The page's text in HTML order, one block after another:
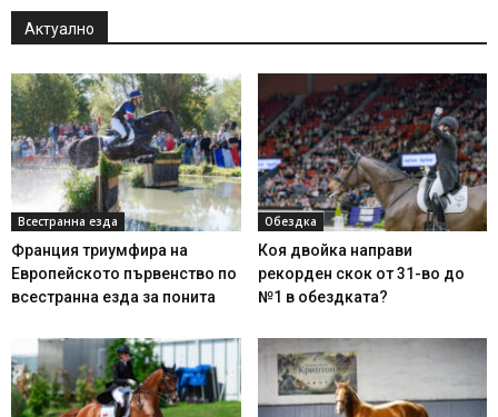
Актуално
Всестранна езда
Франция триумфира на
Европейското първенство по
всестранна езда за понита
Обездка
Коя двойка направи
рекорден скок от 31-во до
№1 в обездката?